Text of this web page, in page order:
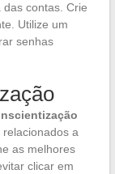
contas. Crie
Utilize um
senhas
a
as melhores
clicar em